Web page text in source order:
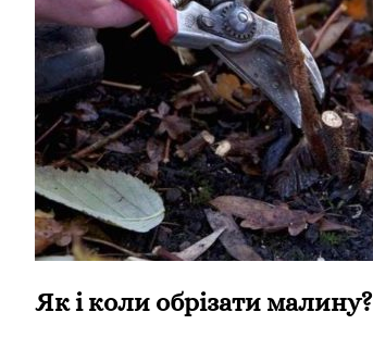
Як і коли обрізати малину?